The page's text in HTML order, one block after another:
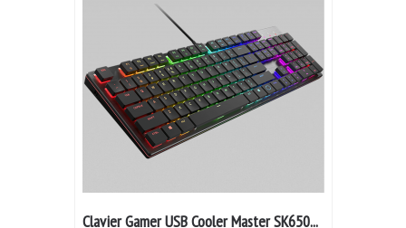
Clavier Gamer USB Cooler Master SK650...